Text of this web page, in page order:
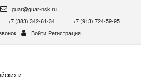
guar@guar-nsk.ru
+7 (383) 342-61-34
+7 (913) 724-59-95
Войти Регистрация
и